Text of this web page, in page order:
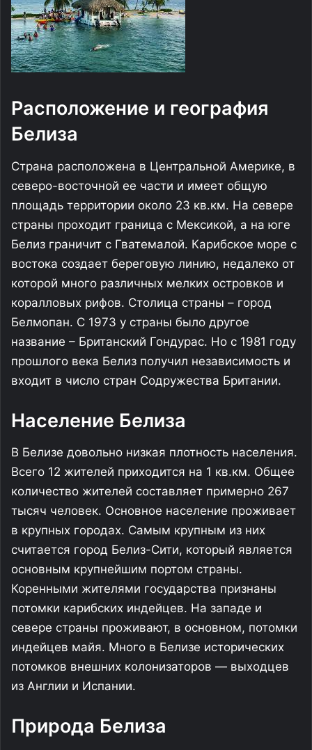
Расположение и география
Белиза
Страна расположена в Центральной Америке, в
северо-восточной ее части и имеет общую
площадь территории около 23 кв.км. На севере
страны проходит граница с Мексикой, а на юге
Белиз граничит с Гватемалой. Карибское море с
востока создает береговую линию, недалеко от
которой много различных мелких островков и
коралловых рифов. Столица страны – город
Белмопан. С 1973 у страны было другое
название – Британский Гондурас. Но с 1981 году
прошлого века Белиз получил независимость и
входит в число стран Содружества Британии.
Население Белиза
В Белизе довольно низкая плотность населения.
Всего 12 жителей приходится на 1 кв.км. Общее
количество жителей составляет примерно 267
тысяч человек. Основное население проживает
в крупных городах. Самым крупным из них
считается город Белиз-Сити, который является
основным крупнейшим портом страны.
Коренными жителями государства признаны
потомки карибских индейцев. На западе и
севере страны проживают, в основном, потомки
индейцев майя. Много в Белизе исторических
потомков внешних колонизаторов — выходцев
из Англии и Испании.
Природа Белиза